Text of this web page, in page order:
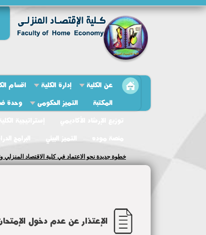
عن الكلية إدارة الكلية اقسام
المكتبة
التميز الحكومى وحدة
التميز البيئي
فعاليات الملتقى التوظيفي لقسم التغذية وعلوم
الإعتذار عن عدم دخول